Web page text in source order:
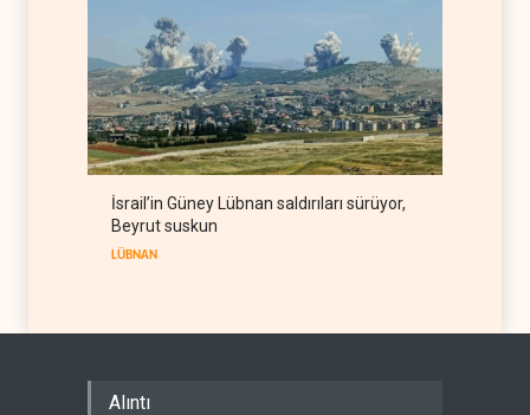
İsrail’in Güney Lübnan saldırıları sürüyor,
Beyrut suskun
LÜBNAN
Alıntı